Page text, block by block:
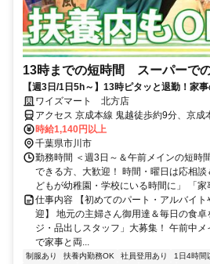
13時までの短時間 スーパーで
【週3日/1日5h～】13時ピタッと退勤！家
パート賞与もあり♪
ワイズマート 北方店
アクセス 京成本線 鬼越徒歩約9分、京成
分、京成本線 京成中山徒歩約17分 「鬼
ば
時給1,140円以上
千葉県市川市
勤務時間 ＜週3日～＆午前メインの短時
できる方、大歓迎！ 時間・曜日は応相
どもが幼稚園・学校にいる時間に」 「
仕事内容 【初めてのパート・アルバイ
迎】 地元の主婦さん御用達＆毎日の食
ジ・品出しスタッフ」大募集！ 午前中
で家事と両...
制服あり 扶養内勤務OK 社員登用あり 1日4時間